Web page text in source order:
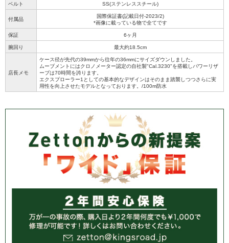
ベルト SS(ステンレススチール)
付属品
国際保証書(記載日付-2023/2)
*画像に載っている物で全てです
保証 6ヶ月
腕回り 最大約18.5cm
店長メモ
ケース径が先代の39mmから往年の36mmにサイズダウンしました。
ムーブメントにはクロノメーター認定の自社製"Cal.3230"を搭載しパワーリザ
ーブは70時間を誇ります。
エクスプローラー1としての基本的なデザインはそのまま踏襲しつつさらに実
用性を向上させたモデルとなっております。/100m防水